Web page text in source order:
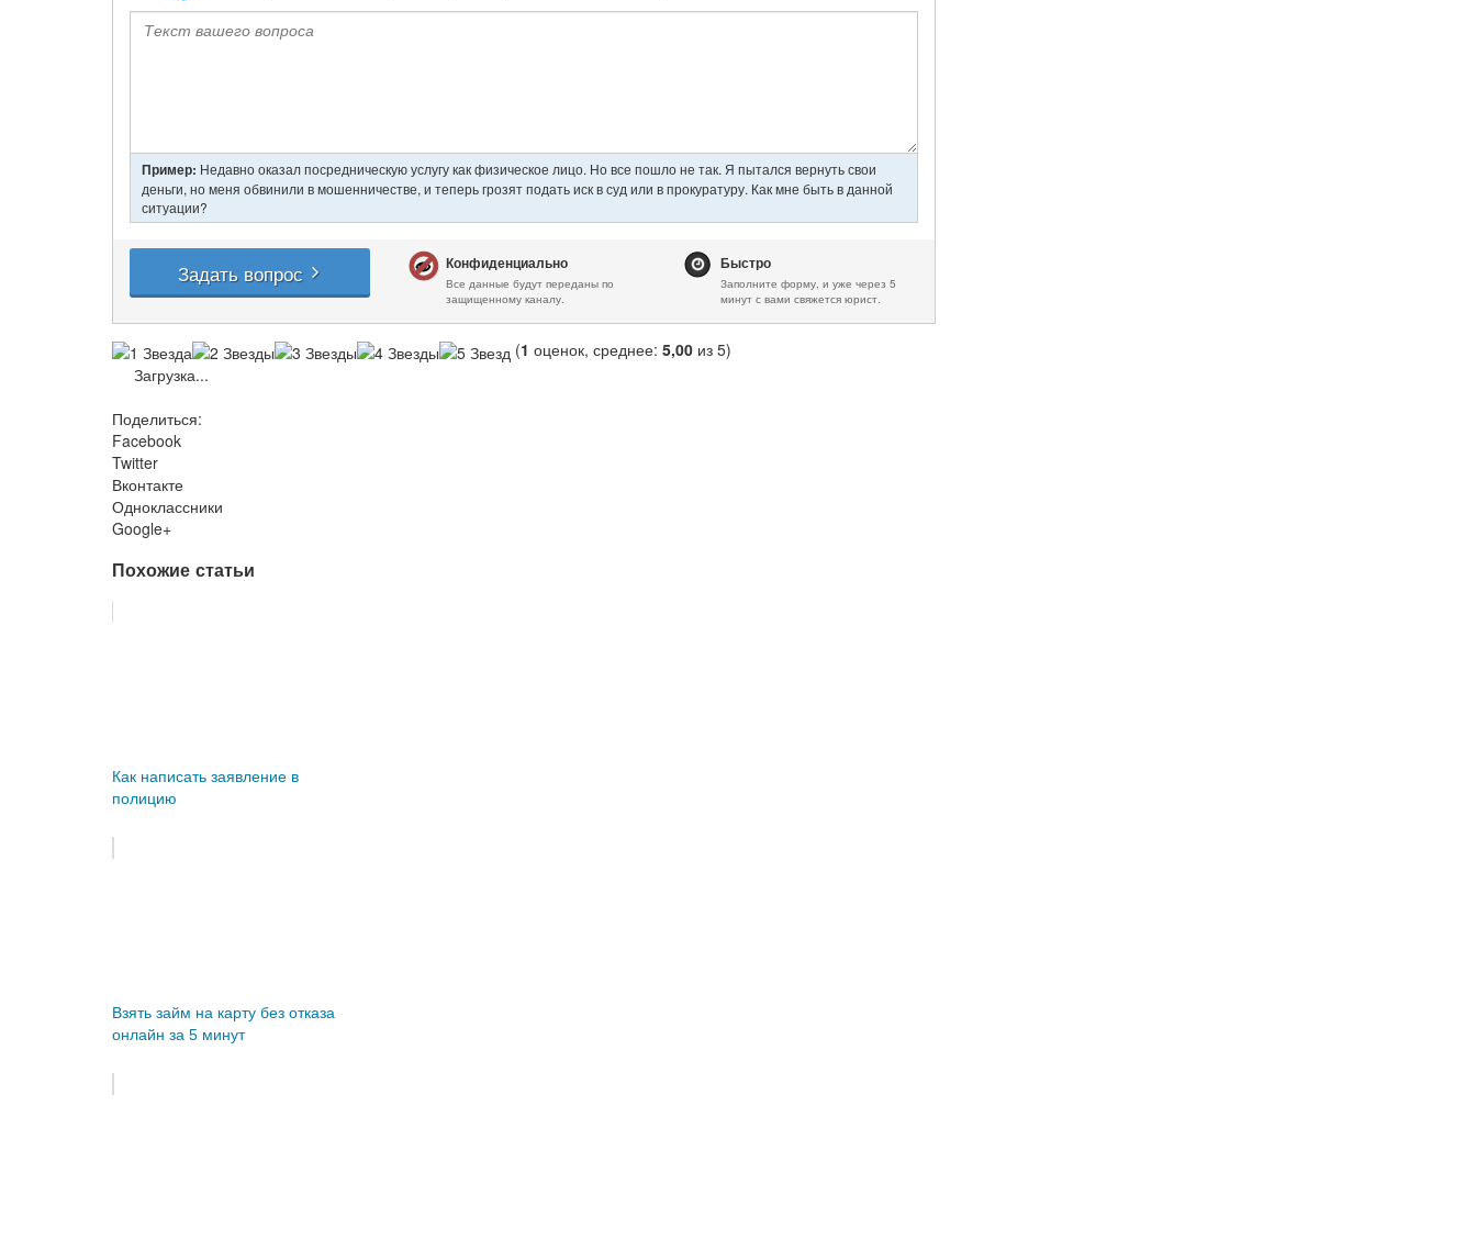
(1 оценок, среднее: 5,00 из 5)
Загрузка...
Поделиться:
Facebook
Twitter
Вконтакте
Одноклассники
Google+
Похожие статьи
Как написать заявление в
полицию
Взять займ на карту без отказа
онлайн за 5 минут